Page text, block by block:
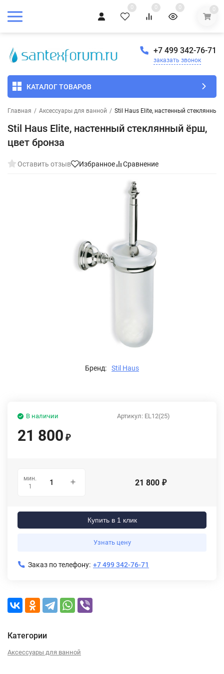
0 0 0 0
+7 499 342-76-71
заказать звонок
КАТАЛОГ ТОВАРОВ
Главная / Аксессуары для ванной / Stil Haus Elite, настенный стеклянный
Stil Haus Elite, настенный стеклянный ёрш,
цвет бронза
Оставить отзыв Избранное Сравнение
Бренд: Stil Haus
Артикул: EL12(25)
В наличии
21 800 ₽
мин.
1
21 800 ₽
Купить в 1 клик
Узнать цену
Заказ по телефону: +7 499 342-76-71
Категории
Аксессуары для ванной